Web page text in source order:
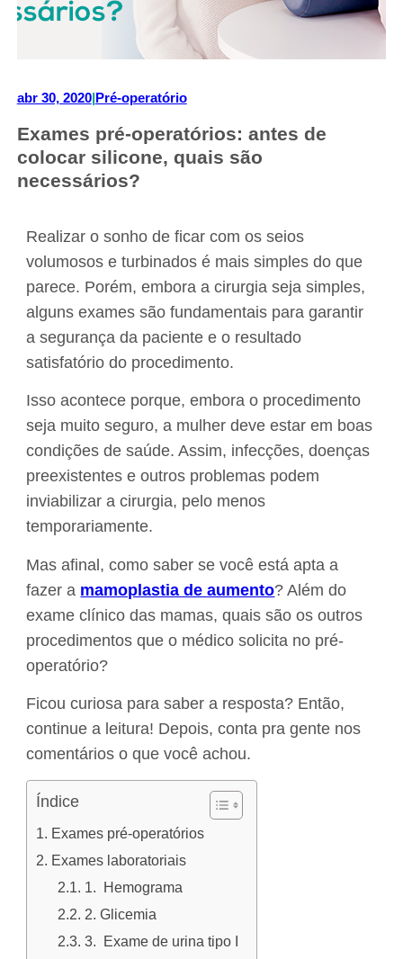
abr 30, 2020| Pré-operatório
Exames pré-operatórios: antes de
colocar silicone, quais são
necessários?
Realizar o sonho de ficar com os seios
volumosos e turbinados é mais simples do que
parece. Porém, embora a cirurgia seja simples,
alguns exames são fundamentais para garantir
a segurança da paciente e o resultado
satisfatório do procedimento.
Isso acontece porque, embora o procedimento
seja muito seguro, a mulher deve estar em boas
condições de saúde. Assim, infecções, doenças
preexistentes e outros problemas podem
inviabilizar a cirurgia, pelo menos
temporariamente.
Mas afinal, como saber se você está apta a
fazer a mamoplastia de aumento? Além do
exame clínico das mamas, quais são os outros
procedimentos que o médico solicita no pré-
operatório?
Ficou curiosa para saber a resposta? Então,
continue a leitura! Depois, conta pra gente nos
comentários o que você achou.
Índice
Exames pré-operatórios
Exames laboratoriais
1. Hemograma
2. Glicemia
3. Exame de urina tipo I